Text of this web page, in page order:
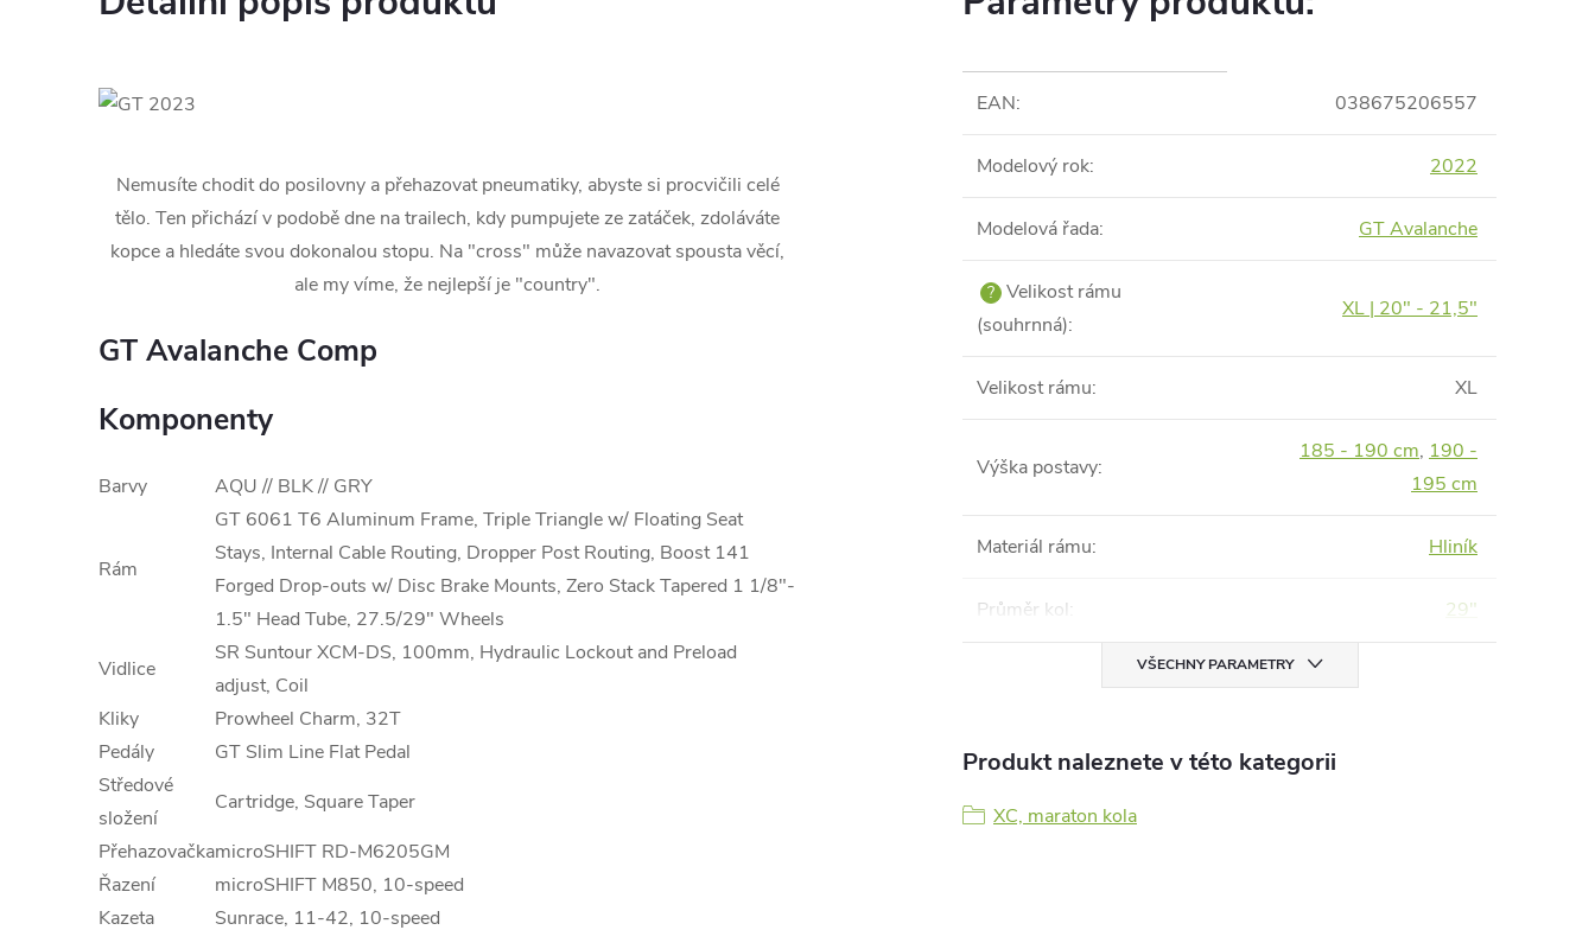
Nemusíte chodit do posilovny a přehazovat pneumatiky, abyste si procvičili celé
tělo. Ten přichází v podobě dne na trailech, kdy pumpujete ze zatáček, zdoláváte
kopce a hledáte svou dokonalou stopu. Na "cross" může navazovat spousta věcí,
ale my víme, že nejlepší je "country".
GT Avalanche Comp
Komponenty
Barvy AQU // BLK // GRY
Rám
GT 6061 T6 Aluminum Frame, Triple Triangle w/ Floating Seat
Stays, Internal Cable Routing, Dropper Post Routing, Boost 141
Forged Drop-outs w/ Disc Brake Mounts, Zero Stack Tapered 1 1/8"-
1.5" Head Tube, 27.5/29" Wheels
Vidlice
SR Suntour XCM-DS, 100mm, Hydraulic Lockout and Preload
adjust, Coil
Kliky
Prowheel Charm, 32T
Pedály
GT Slim Line Flat Pedal
Středové
složení
Cartridge, Square Taper
PřehazovačkamicroSHIFT RD-M6205GM
Řazení
microSHIFT M850, 10-speed
Kazeta
Sunrace, 11-42, 10-speed
EAN: 038675206557
Modelový rok: 2022
Modelová řada: GT Avalanche
? Velikost rámu
(souhrnná):
XL | 20" - 21,5"
Velikost rámu: XL
Výška postavy:
185 - 190 cm, 190 -
195 cm
Materiál rámu: Hliník
Průměr kol: 29"
VŠECHNY PARAMETRY
Produkt naleznete v této kategorii
XC, maraton kola